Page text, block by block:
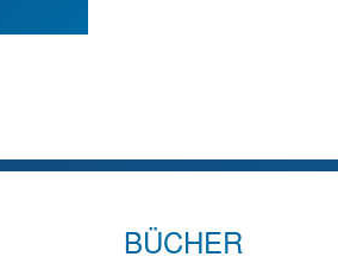
BÜCHER